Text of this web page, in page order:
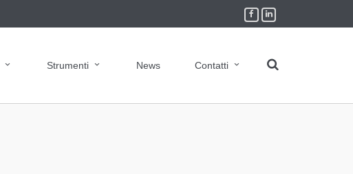
Strumenti News Contatti